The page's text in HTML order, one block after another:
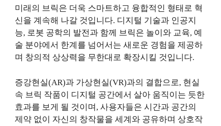
미래의 브릭은 더욱 스마트하고 융합적인 형태로 혁
신을 계속해 나갈 것입니다. 디지털 기술과 인공지
능, 로봇 공학의 발전과 함께 브릭은 놀이와 교육, 예
술 분야에서 한계를 넘어서는 새로운 경험을 제공하
며 창의적 상상력을 무한대로 확장시킬 것입니다.
증강현실(AR)과 가상현실(VR)과의 결합으로, 현실
속 브릭 작품이 디지털 공간에서 살아 움직이는 듯한
효과를 보게 될 것이며, 사용자들은 시간과 공간의
제약 없이 자신의 창작물을 세계와 공유하며 상호작